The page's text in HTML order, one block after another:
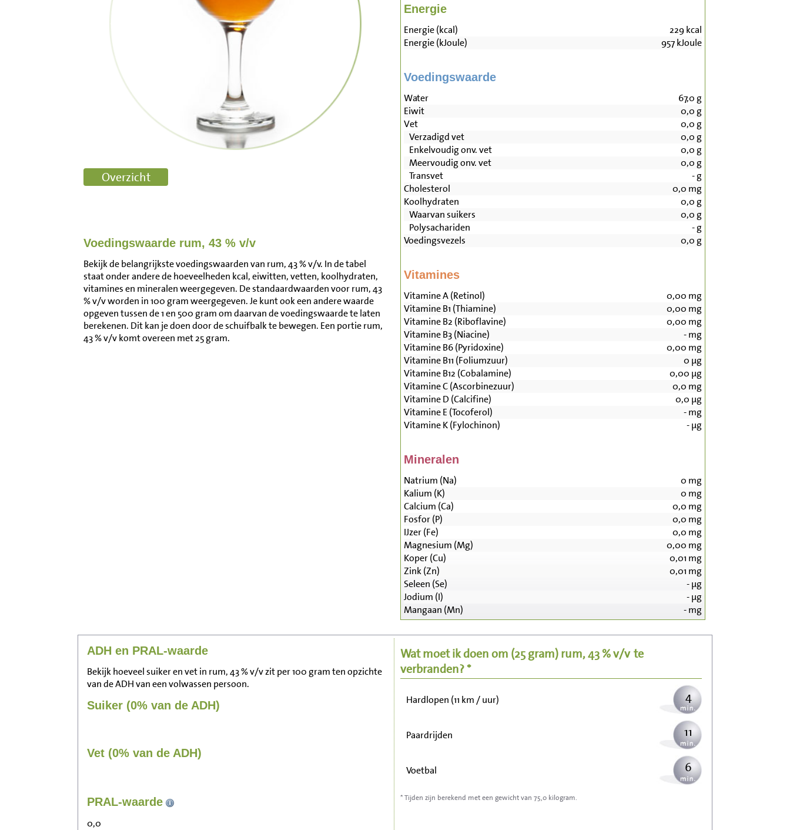
Voedingswaarde rum, 43 % v/v
Bekijk de belangrijkste voedingswaarden van rum, 43 % v/v. In de tabel
staat onder andere de hoeveelheden kcal, eiwitten, vetten, koolhydraten,
vitamines en mineralen weergegeven. De standaardwaarden voor rum, 43
% v/v worden in 100 gram weergegeven. Je kunt ook een andere waarde
opgeven tussen de 1 en 500 gram om daarvan de voedingswaarde te laten
berekenen. Dit kan je doen door de schuifbalk te bewegen. Een portie rum,
43 % v/v komt overeen met 25 gram.
Energie
Energie (kcal) 229kcal
Energie (kJoule)
957kJoule
Voedingswaarde
Water 67,0 g
Eiwit
0,0 g
Vet
0,0 g
Verzadigd vet
0,0 g
Enkelvoudig onv. vet
0,0 g
Meervoudig onv. vet
0,0 g
Transvet
-g
Cholesterol
0,0 mg
Koolhydraten
0,0 g
Waarvan suikers
0,0 g
Polysachariden
-g
Voedingsvezels
0,0 g
Vitamines
Vitamine A (Retinol) 0,00 mg
Vitamine B1 (Thiamine)
0,00 mg
Vitamine B2 (Riboflavine)
0,00 mg
Vitamine B3 (Niacine)
-mg
Vitamine B6 (Pyridoxine)
0,00 mg
Vitamine B11 (Foliumzuur)
0 µg
Vitamine B12 (Cobalamine)
0,00 µg
Vitamine C (Ascorbinezuur)
0,0 mg
Vitamine D (Calcifine)
0,0 µg
Vitamine E (Tocoferol)
-mg
Vitamine K (Fylochinon)
-µg
Mineralen
Natrium (Na) 0 mg
Kalium (K)
0 mg
Calcium (Ca)
0,0 mg
Fosfor (P)
0,0 mg
IJzer (Fe)
0,0 mg
Magnesium (Mg)
0,00 mg
Koper (Cu)
0,01 mg
Zink (Zn)
0,01 mg
Seleen (Se)
-µg
Jodium (I)
-µg
Mangaan (Mn)
-mg
ADH en PRAL-waarde
Bekijk hoeveel suiker en vet in rum, 43 % v/v zit per 100 gram ten opzichte
van de ADH van een volwassen persoon.
Suiker (0% van de ADH)
Vet (0% van de ADH)
PRAL-waarde
0,0
Wat moet ik doen om (25 gram)rum, 43 % v/v te
verbranden? *
Zitten, tv kijken 42
Wandelen (5 km/uur)
Hardlopen (11 km / uur) 4
Paardrijden 11
Voetbal 6
Stofzuigen
* Tijden zijn berekend met een gewicht van 75,0 kilogram.